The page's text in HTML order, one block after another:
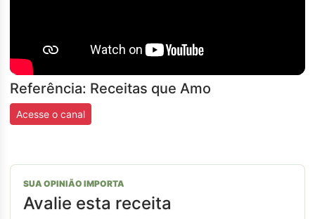
Referência: Receitas que Amo
Acesse o canal
SUA OPINIÃO IMPORTA
Avalie esta receita